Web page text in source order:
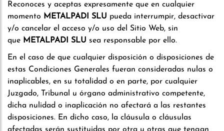
Reconoces y aceptas expresamente que en cualquier
momento METALPADI SLU pueda interrumpir, desactivar
y/o cancelar el acceso y/o uso del Sitio Web, sin
que METALPADI SLU sea responsable por ello.
En el caso de que cualquier disposición o disposiciones de
estas Condiciones Generales fueran consideradas nulas o
inaplicables, en su totalidad o en parte, por cualquier
Juzgado, Tribunal u órgano administrativo competente,
dicha nulidad o inaplicación no afectará a las restantes
disposiciones. En dicho caso, la cláusula o cláusulas